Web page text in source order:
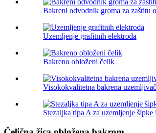
Bakreni odvodnik groma za zaštitu
Uzemljenje grafitnih elektroda
Bakreno obloženi čelik
Visokokvalitetna bakrena
Stezaljka tipa A za uzemljenje šipke